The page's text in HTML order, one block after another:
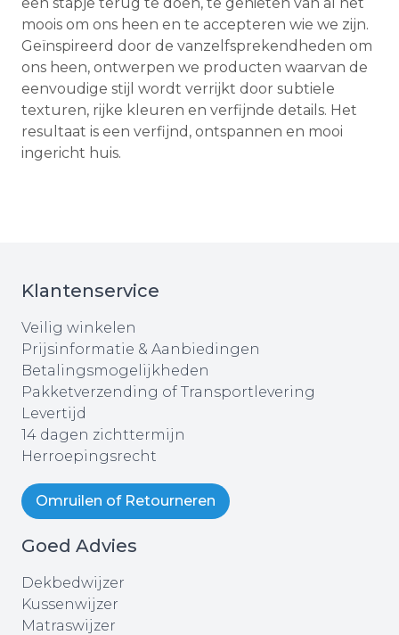
moois om ons heen en te accepteren wie we zijn.
Geïnspireerd door de vanzelfsprekendheden om
ons heen, ontwerpen we producten waarvan de
eenvoudige stijl wordt verrijkt door subtiele
texturen, rijke kleuren en verfijnde details. Het
resultaat is een verfijnd, ontspannen en mooi
ingericht huis.
Klantenservice
Veilig winkelen
Prijsinformatie & Aanbiedingen
Betalingsmogelijkheden
Pakketverzending of Transportlevering
Levertijd
14 dagen zichttermijn
Herroepingsrecht
Omruilen of Retourneren
Goed Advies
Dekbedwijzer
Kussenwijzer
Matraswijzer